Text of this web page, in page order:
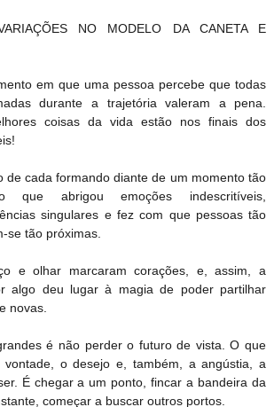
NO MODELO DA CANETA E
em que uma pessoa percebe que todas
durante a trajetória valeram a pena.
coisas da vida estão nos finais dos
de cada formando diante de um momento tão
que abrigou emoções indescritíveis,
singulares e fez com que pessoas tão
se tão próximas.
e olhar marcaram corações, e, assim, a
algo deu lugar à magia de poder partilhar
novas.
é não perder o futuro de vista. O que
o desejo e, também, a angústia, a
É chegar a um ponto, fincar a bandeira da
começar a buscar outros portos.